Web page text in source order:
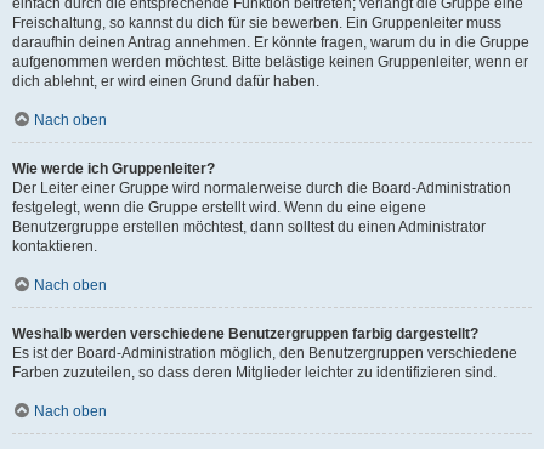
einfach durch die entsprechende Funktion beitreten; verlangt die Gruppe eine
Freischaltung, so kannst du dich für sie bewerben. Ein Gruppenleiter muss
daraufhin deinen Antrag annehmen. Er könnte fragen, warum du in die Gruppe
aufgenommen werden möchtest. Bitte belästige keinen Gruppenleiter, wenn er
dich ablehnt, er wird einen Grund dafür haben.
Nach oben
Wie werde ich Gruppenleiter?
Der Leiter einer Gruppe wird normalerweise durch die Board-Administration
festgelegt, wenn die Gruppe erstellt wird. Wenn du eine eigene
Benutzergruppe erstellen möchtest, dann solltest du einen Administrator
kontaktieren.
Nach oben
Weshalb werden verschiedene Benutzergruppen farbig dargestellt?
Es ist der Board-Administration möglich, den Benutzergruppen verschiedene
Farben zuzuteilen, so dass deren Mitglieder leichter zu identifizieren sind.
Nach oben